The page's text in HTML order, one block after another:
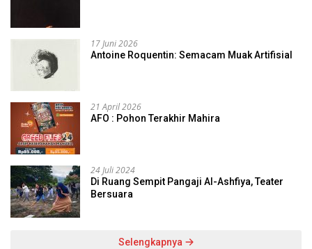
17 Juni 2026
Antoine Roquentin: Semacam Muak Artifisial
21 April 2026
AFO : Pohon Terakhir Mahira
24 Juli 2024
Di Ruang Sempit Pangaji Al-Ashfiya, Teater
Bersuara
Selengkapnya